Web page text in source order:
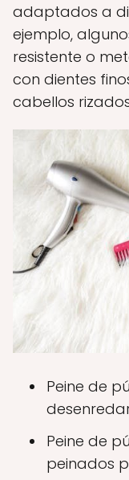
adaptados a
ejemplo,
resistente o
con dientes
cabellos
Peine de
Peine de
peinados